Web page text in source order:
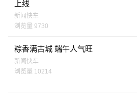
上线
新闻快车
浏览量 9730
粽香满古城 端午人气旺
新闻快车
浏览量 10214